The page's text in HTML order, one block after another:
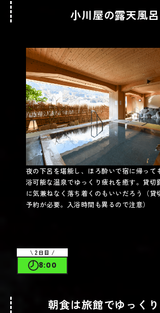
TURKEY’S BAR
電話番号
0576-25-3759
場所
岐阜県下呂市森1075-3( Google map
)
営業時間
19時〜1時
@turkeysbar1990
小川屋の露天風呂
夜の下呂を堪能し、ほろ酔いで宿に帰って
浴可能な温泉でゆっくり疲れを癒す。貸切
に気兼ねなく落ち着くのもいいだろう（貸
予約が必要。入浴時間も異るので注意）
朝食は旅館でゆっくり
2日目
8:00